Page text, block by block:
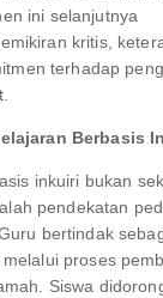
ini selanjutnya
kritis,
terhadap
Berbasis
inkuiri bukan
pendekatan
bertindak
proses
Siswa